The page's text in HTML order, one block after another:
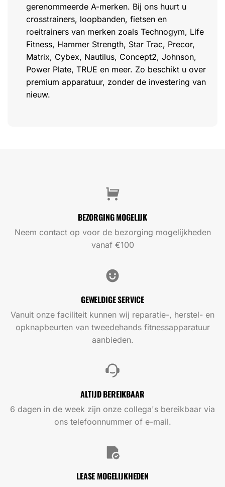
gerenommeerde A-merken. Bij ons huurt u
crosstrainers, loopbanden, fietsen en
roeitrainers van merken zoals Technogym, Life
Fitness, Hammer Strength, Star Trac, Precor,
Matrix, Cybex, Nautilus, Concept2, Johnson,
Power Plate, TRUE en meer. Zo beschikt u over
premium apparatuur, zonder de investering van
nieuw.
BEZORGING MOGELIJK
Neem contact op voor de bezorging mogelijkheden
vanaf €100
GEWELDIGE SERVICE
Vanuit onze faciliteit kunnen wij reparatie-, herstel- en
opknapbeurten van tweedehands fitnessapparatuur
aanbieden.
ALTIJD BEREIKBAAR
6 dagen in de week zijn onze collega's bereikbaar via
ons telefoonnummer of e-mail.
LEASE MOGELIJKHEDEN